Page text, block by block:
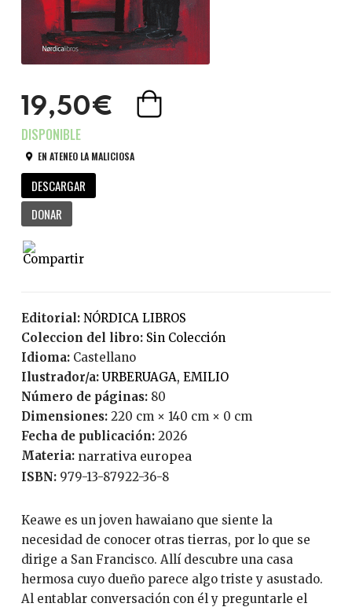
19,50€
EN ATENEO LA MALICIOSA
DESCARGAR
DONAR
Editorial:
NÓRDICA LIBROS
Coleccion del libro:
Sin Colección
Idioma:
Castellano
Ilustrador/a:
URBERUAGA, EMILIO
Número de páginas:
80
Dimensiones: 220 cm × 140 cm × 0 cm
Fecha de publicación:
2026
Materia: narrativa europea
ISBN: 979-13-87922-36-8
Keawe es un joven hawaiano que siente la
necesidad de conocer otras tierras, por lo que se
dirige a San Francisco. Allí descubre una casa
hermosa cuyo dueño parece algo triste y asustado.
Al entablar conversación con él y preguntarle el